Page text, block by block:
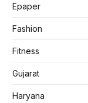
Epaper
Fashion
Fitness
Gujarat
Haryana